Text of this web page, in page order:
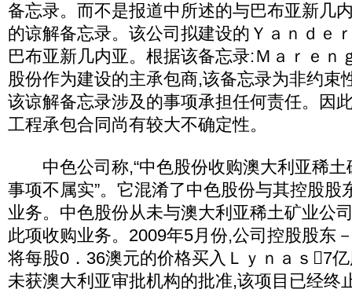
备忘录。而不是报道中所述的与巴布亚新几
的谅解备忘录。该公司拟建设的Ｙａｎｄｅ
巴布亚新几内亚。根据该备忘录:Ｍａｒｅｎ
股份作为建设的主承包商,该备忘录为非约束
该谅解备忘录涉及的事项承担任何责任。因
工程承包合同尚有较大不确定性。
中色公司称,“中色股份收购澳大利亚稀土
事项不属实”。它混淆了中色股份与其控股股
业务。中色股份从未与澳大利亚稀土矿业公
此项收购业务。2009年5月份,公司控股股东
将每股0．36澳元的价格买入Ｌｙｎａｓ7
未获澳大利亚审批机构的批准,该项目已经终